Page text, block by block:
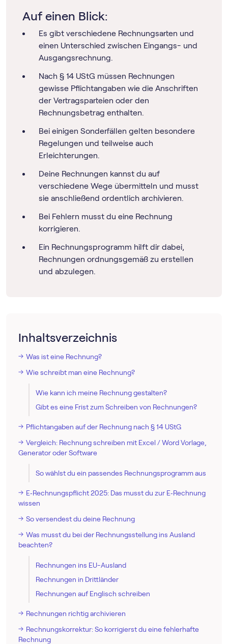
Auf einen Blick:
Es gibt verschiedene Rechnungsarten und
einen Unterschied zwischen Eingangs- und
Ausgangsrechnung.
Nach § 14 UStG müssen Rechnungen
gewisse Pflichtangaben wie die Anschriften
der Vertragsparteien oder den
Rechnungsbetrag enthalten.
Bei einigen Sonderfällen gelten besondere
Regelungen und teilweise auch
Erleichterungen.
Deine Rechnungen kannst du auf
verschiedene Wege übermitteln und musst
sie anschließend ordentlich archivieren.
Bei Fehlern musst du eine Rechnung
korrigieren.
Ein Rechnungs­programm hilft dir dabei,
Rechnungen ordnungsgemäß zu erstellen
und abzulegen.
Inhaltsverzeichnis
Was ist eine Rechnung?
Wie schreibt man eine Rechnung?
Wie kann ich meine Rechnung gestalten?
Gibt es eine Frist zum Schreiben von Rechnungen?
Pflichtangaben auf der Rechnung nach § 14 UStG
Vergleich: Rechnung schreiben mit Excel / Word Vorlage,
Generator oder Software
So wählst du ein passendes Rechnungs­programm aus
E‑Rechnungspflicht 2025: Das musst du zur E‑Rechnung
wissen
So versendest du deine Rechnung
Was musst du bei der Rechnungsstellung ins Ausland
beachten?
Rechnungen ins EU-Ausland
Rechnungen in Drittländer
Rechnungen auf Englisch schreiben
Rechnungen richtig archivieren
Rechnungskorrektur: So korrigierst du eine fehlerhafte
Rechnung